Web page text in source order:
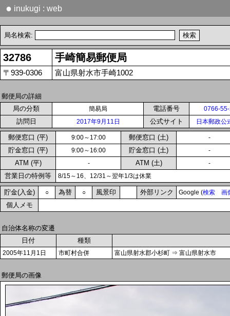
● inukugi : web
局名検索:
32786 手崎簡易郵便局
〒939-0306 富山県射水市手崎1002
郵便局の詳細
局の分類
簡易局 電話番号 0766-
訪問日 2017年9月11日 公式サイト 日本郵政公
郵便窓口 (平) 9:00～17:00 郵便窓口 (土) -
貯金窓口 (平) 9:00～16:00 貯金窓口 (土) -
ATM (平) - ATM (土) -
営業日の特例等 8/15～16、12/31～翌年1/3は休業
貯金(入金) ○ 為替 ○ 風景印 外部リンク Google (検索 画
個人メモ
自治体名称の変遷
日付
種類
2005年11月1日 市町村合併 富山県射水郡小杉町 ⇒ 富山県射水市
郵便局の画像